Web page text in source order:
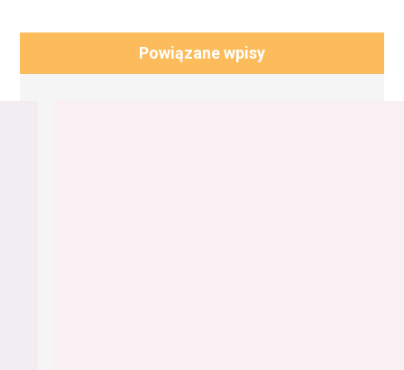
Powiązane wpisy